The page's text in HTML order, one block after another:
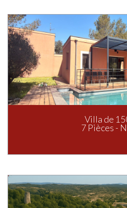
Villa de
7 Pièces -